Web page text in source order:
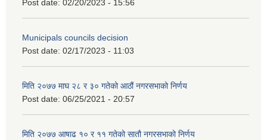
Post date: 02/20/2023 - 15:56
Municipals councils decision
Post date: 02/17/2023 - 11:03
मिति २०७७ माघ २८ र ३० गतेको आठौं नगरसभाको निर्णय
Post date: 06/25/2021 - 20:57
मिति २०७७ आषाढ १० र ११ गतेको सातौ नगरसभाको निर्णय